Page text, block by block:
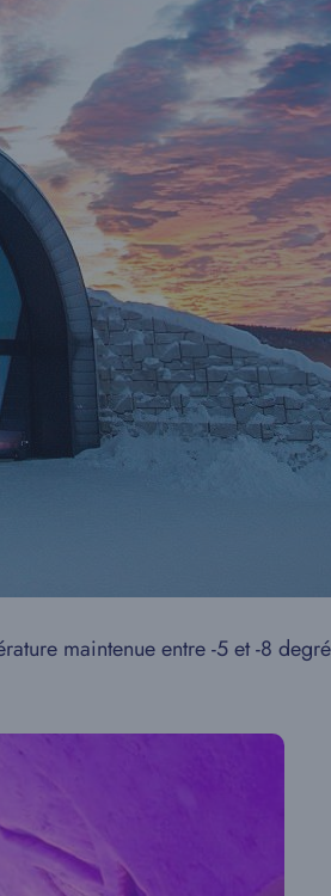
maintenue entre -5 et -8